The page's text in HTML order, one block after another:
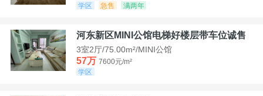
学区
急售 满两年
河东新区MINI公馆电梯好楼层带车位诚售
3室2厅/75.00m²/MINI公馆
57万 7600元/m²
学区